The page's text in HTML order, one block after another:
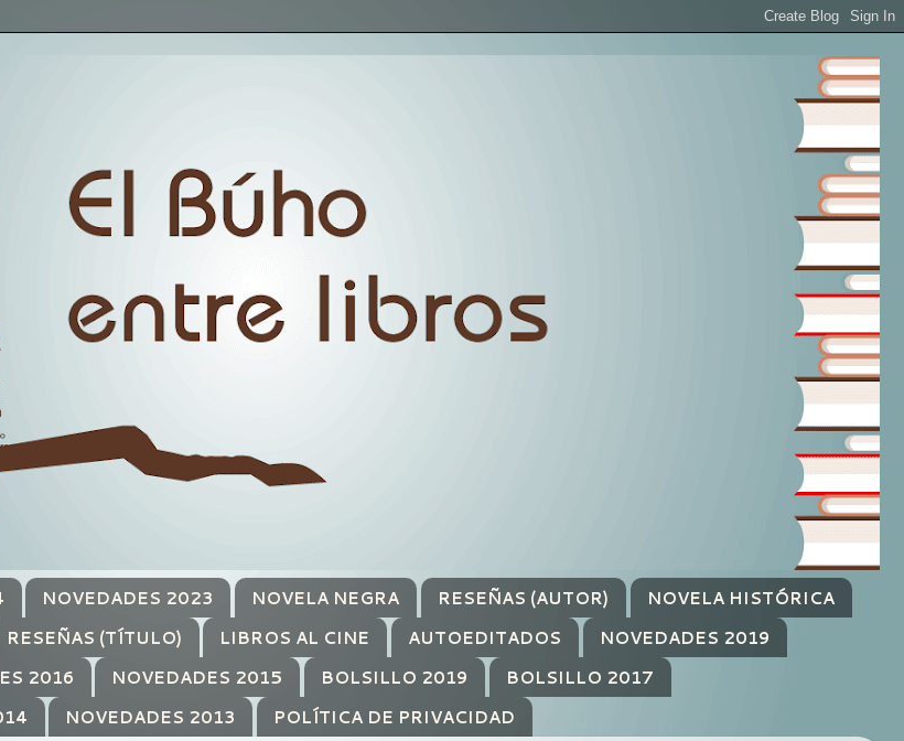
NOVEDADES 2023 NOVELA NEGRA RESEÑAS (AUTOR)
NOVELA HISTÓRICA
RESEÑAS (TÍTULO) LIBROS AL CINE AUTOEDITADOS
NOVEDADES 2019
2016 NOVEDADES 2015 BOLSILLO 2019
BOLSILLO 2017
NOVEDADES 2013 POLÍTICA DE PRIVACIDAD